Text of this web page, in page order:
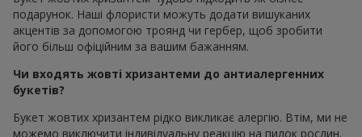
подарунок. Наші флористи можуть додати вишуканих
акцентів за допомогою троянд чи гербер, щоб зробити
його більш офіційним за вашим бажанням.
Чи входять жовті хризантеми до антиалергенних
букетів?
Букет жовтих хризантем рідко викликає алергію. Втім, ми не
можемо виключити індивідуальну реакцію на пилок рослин.